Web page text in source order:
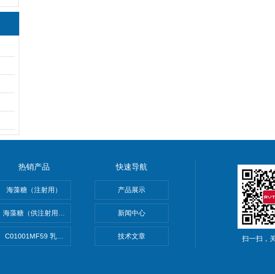
热销产品
海藻糖（注射用）
海藻糖（供注射用）（无菌）
C01001MF59 乳佐剂
快速导航
产品展示
新闻中心
技术文章 扫一扫，